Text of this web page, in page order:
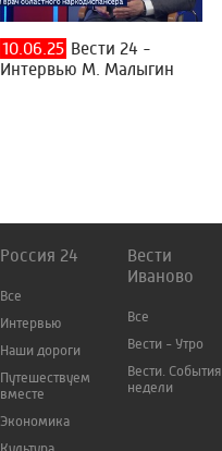
10.06.25 Вести 24 -
Интервью М. Малыгин
Россия 24
Все
Интервью
Наши дороги
Путешествуем
вместе
Экономика
Вести
Иваново
Все
Вести - Утро
Вести. События
недели